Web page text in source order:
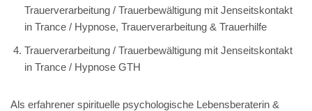
Trauerverarbeitung / Trauerbewältigung mit Jenseitskontakt
in Trance / Hypnose, Trauerverarbeitung & Trauerhilfe
Trauerverarbeitung / Trauerbewältigung mit Jenseitskontakt
in Trance / Hypnose GTH
Als erfahrener spirituelle psychologische Lebensberaterin &